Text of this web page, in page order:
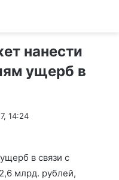
нанести
ущерб в
14:24
в связи с
млрд. рублей,